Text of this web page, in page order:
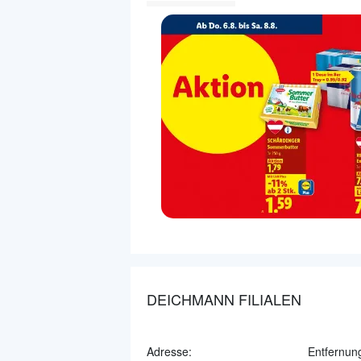
DEICHMANN FILIALEN
Adresse: